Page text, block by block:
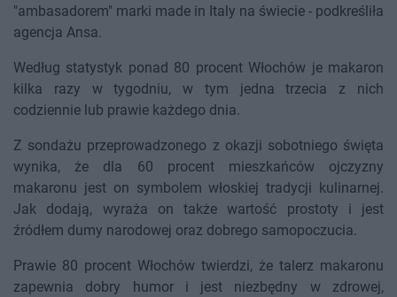
"ambasadorem" marki made in Italy na świecie - podkreśliła
agencja Ansa.
Według statystyk ponad 80 procent Włochów je makaron
kilka razy w tygodniu, w tym jedna trzecia z nich
codziennie lub prawie każdego dnia.
Z sondażu przeprowadzonego z okazji sobotniego święta
wynika, że dla 60 procent mieszkańców ojczyzny
makaronu jest on symbolem włoskiej tradycji kulinarnej.
Jak dodają, wyraża on także wartość prostoty i jest
źródłem dumy narodowej oraz dobrego samopoczucia.
Prawie 80 procent Włochów twierdzi, że talerz makaronu
zapewnia dobry humor i jest niezbędny w zdrowej,